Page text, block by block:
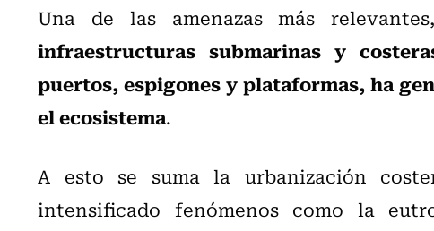
Una de las amenazas más
infraestructuras submarinas y
puertos, espigones y plataformas, ha
el ecosistema.
A esto se suma la urbanización
intensificado fenómenos como la